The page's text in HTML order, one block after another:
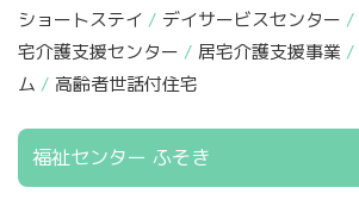
ショートステイ デイサービスセンター
宅介護支援センター
居宅介護支援事業
ム
高齢者世話付住宅
福祉センター ふそき